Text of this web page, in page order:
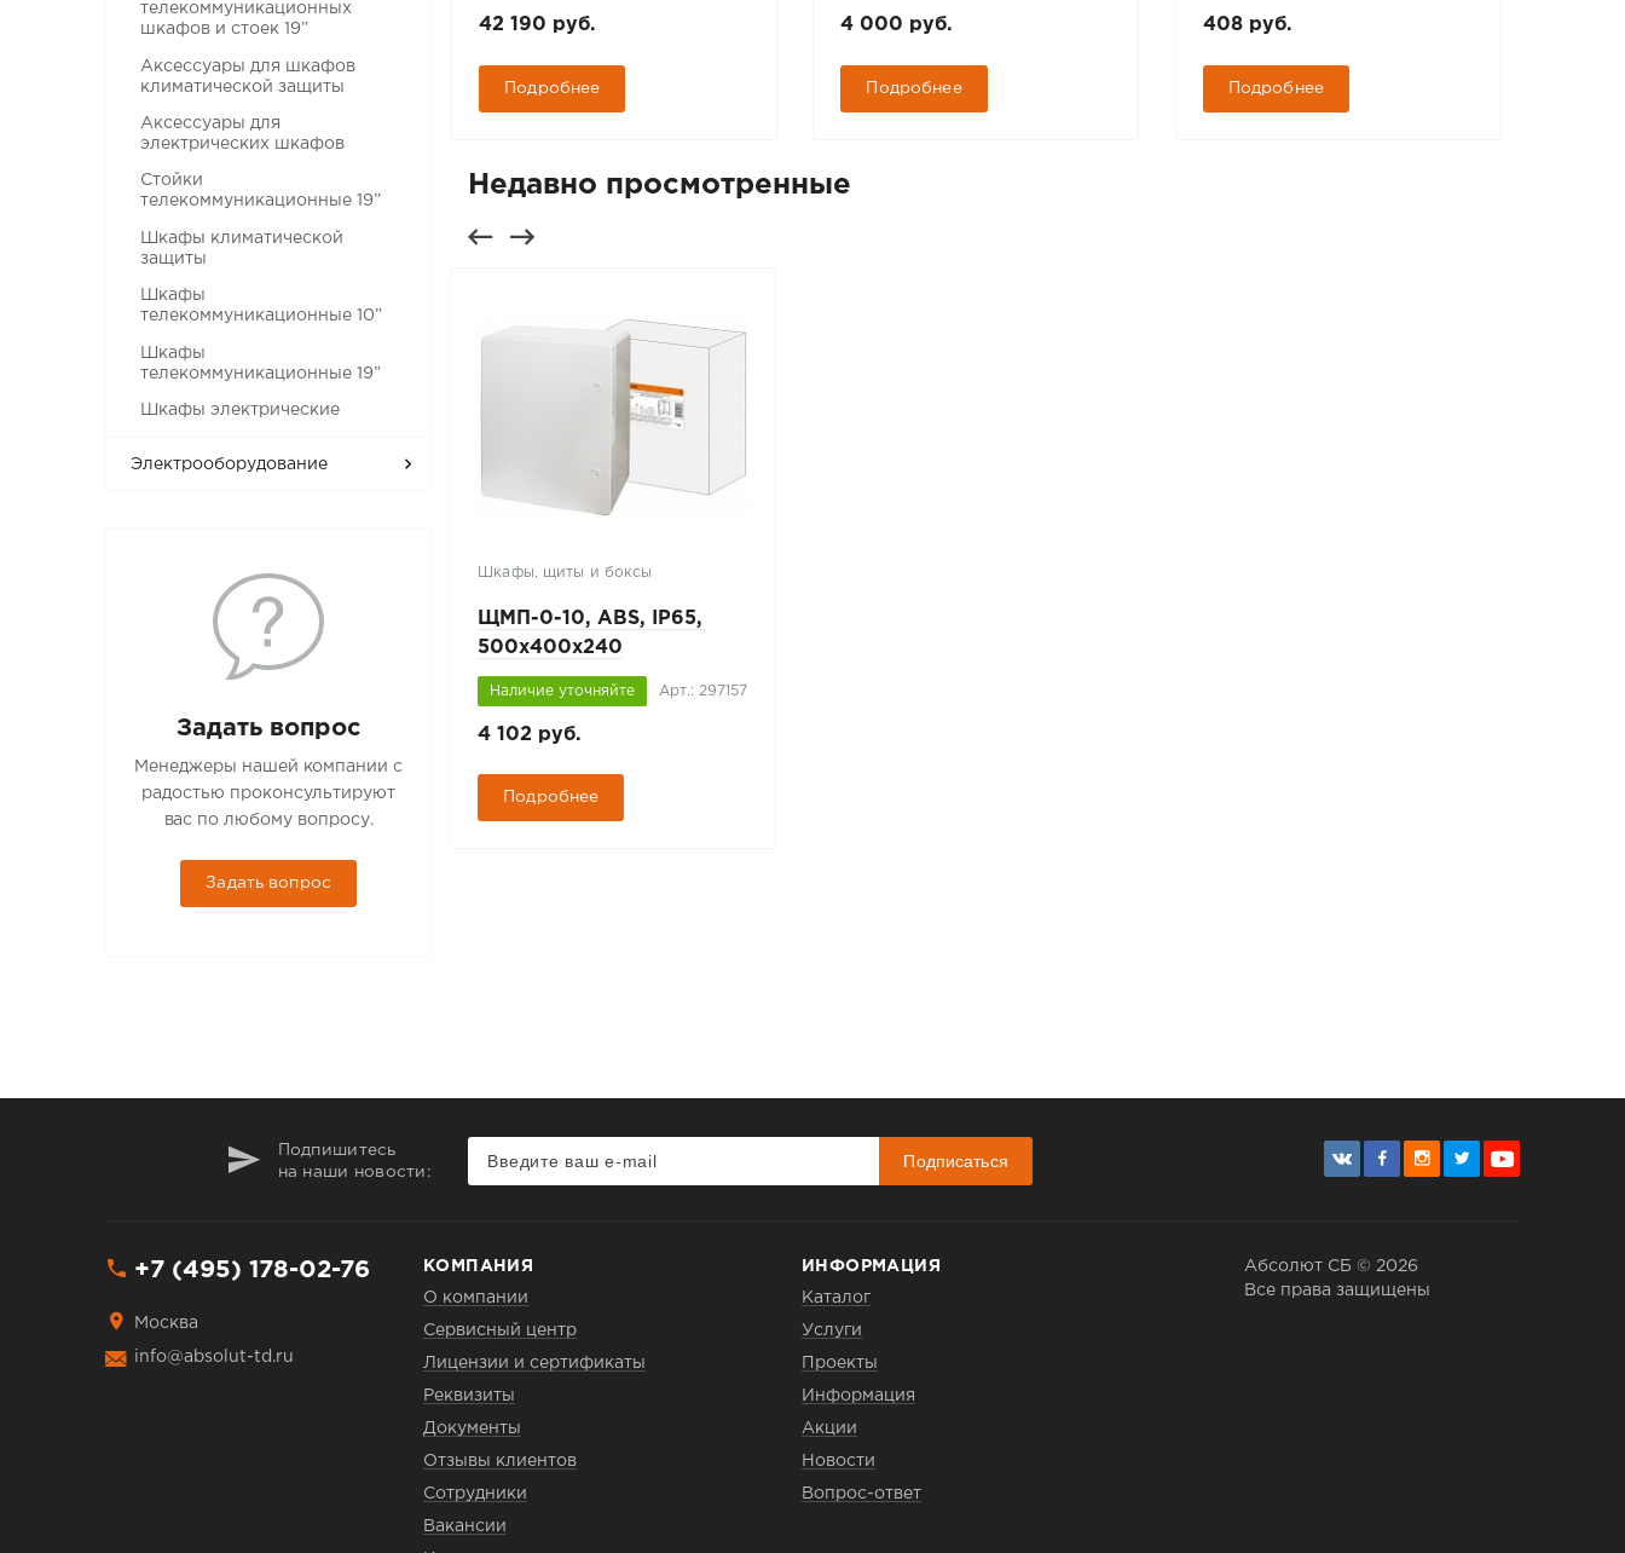
телекоммуникационных
шкафов и стоек 19”
Аксессуары для шкафов
климатической защиты
Аксессуары для
электрических шкафов
Стойки
телекоммуникационные 19”
Шкафы климатической
защиты
Шкафы
телекоммуникационные 10”
Шкафы
телекоммуникационные 19”
Шкафы электрические
Электрооборудование
Задать вопрос
Менеджеры нашей компании с
радостью проконсультируют
вас по любому вопросу.
Задать вопрос
17 000 руб.
Подробнее
42 190 руб.
Подробнее
4 000 руб.
Подробнее
408 руб.
Подробнее
Недавно просмотренные
Шкафы, щиты и боксы
ЩМП-0-10, ABS, IP65,
500x400x240
Наличие уточняйте Арт.: 297157
4 102 руб.
Подробнее
Подпишитесь
на наши новости:
Подписаться
+7 (495) 178-02-76
Москва
info@absolut-td.ru
КОМПАНИЯ
О компании
Сервисный центр
Лицензии и сертификаты
Реквизиты
Документы
Отзывы клиентов
Сотрудники
Вакансии
ИНФОРМАЦИЯ
Каталог
Услуги
Проекты
Информация
Акции
Новости
Вопрос-ответ
Абсолют СБ © 2026
Все права защищены